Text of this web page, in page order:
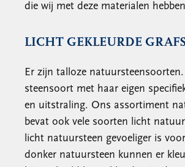
die wij met deze materialen
LICHT GEKLEURDE
Er zijn talloze natuursteensoorten.
steensoort met haar eigen
en uitstraling. Ons assortiment
bevat ook vele soorten licht
licht natuursteen gevoeliger is
donker natuursteen kunnen er